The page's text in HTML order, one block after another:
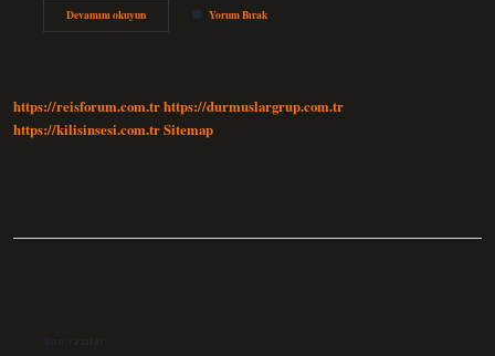
Devamını okuyunEski
Türkçede
Yorum Bırak
https://reisforum.com.trhttps://durmuslargrup.com.tr
https://kilisinsesi.com.trSitemap
Son Yazılar